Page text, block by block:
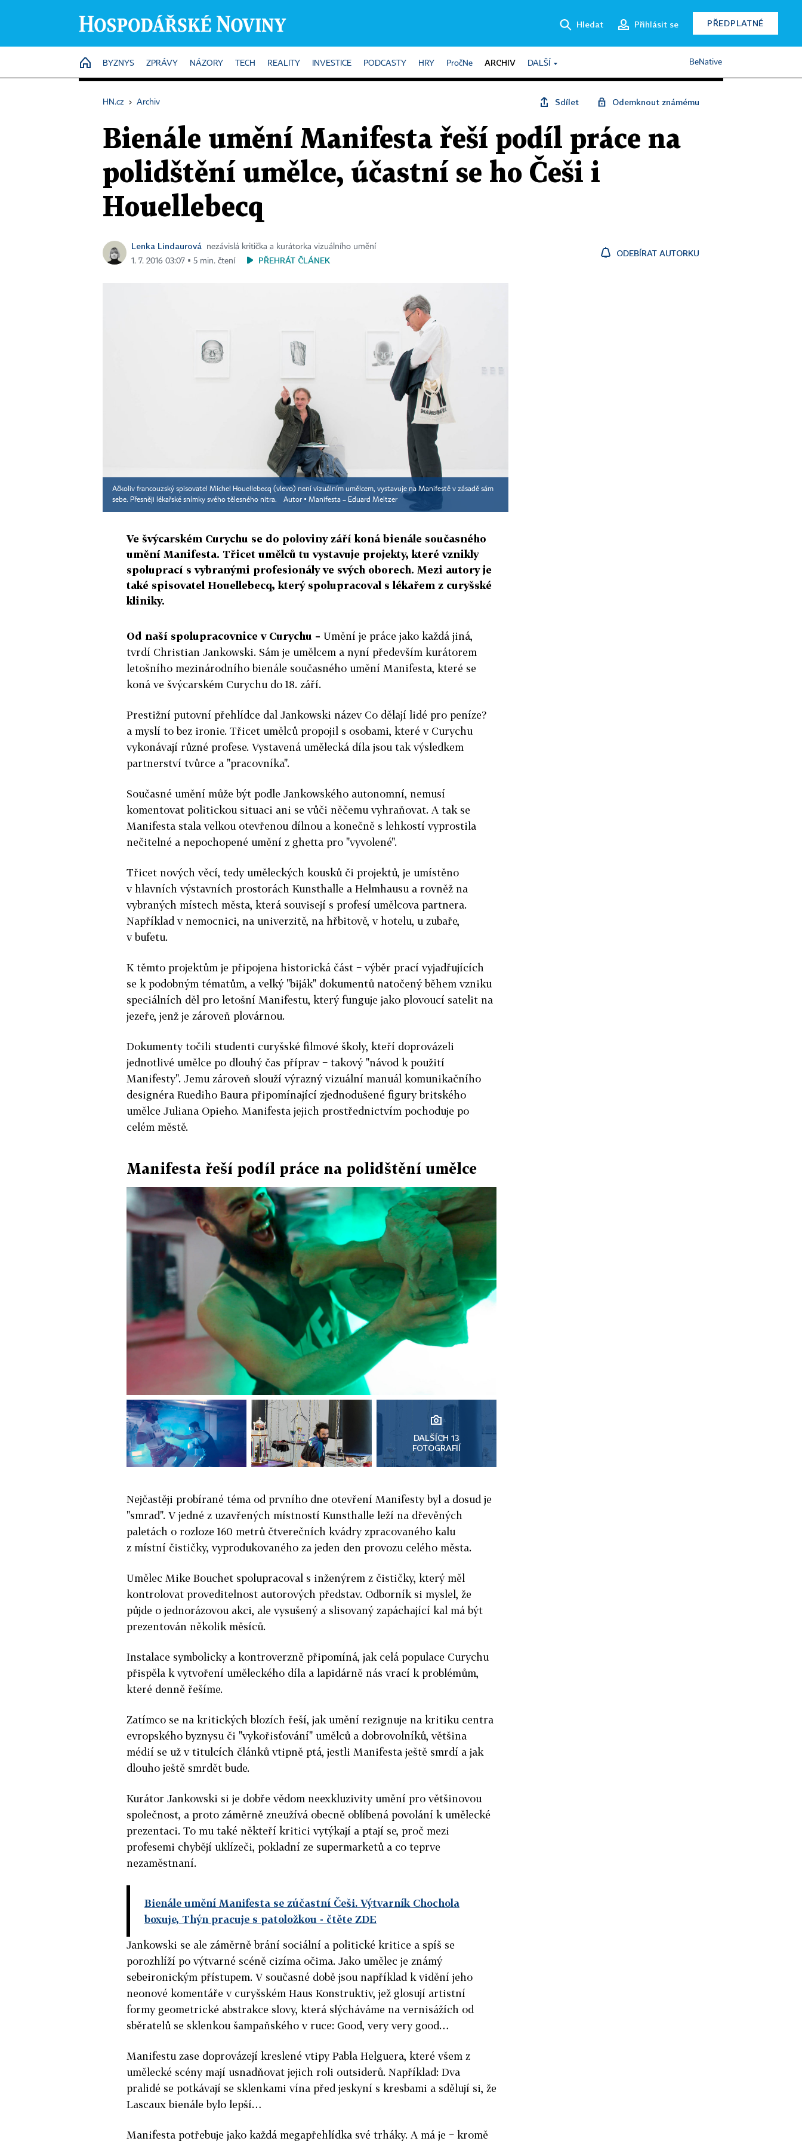
Hledat Přihlásit se PŘEDPLATNÉ
HOME
BYZNYS ZPRÁVY NÁZORY TECH REALITY INVESTICE PODCASTY HRY PročNe ARCHIV DALŠÍ BeNative
HN.cz › Archiv Sdílet Odemknout známému
Bienále umění Manifesta řeší podíl práce na
polidštění umělce, účastní se ho Češi i
Houellebecq
Lenka Lindaurová
nezávislá kritička a kurátorka vizuálního umění
1. 7. 2016 03:07 ▪ 5 min. čtení
PŘEHRÁT ČLÁNEK
ODEBÍRAT AUTORKU
Ačkoliv francouzský spisovatel Michel Houellebecq (vlevo) není vizuálním umělcem, vystavuje na Manifestě v zásadě sám
sebe. Přesněji lékařské snímky svého tělesného nitra.
Autor ▪ Manifesta – Eduard Meltzer
Ve švýcarském Curychu se do poloviny září koná bienále současného
umění Manifesta. Třicet umělců tu vystavuje projekty, které vznikly
spoluprací s vybranými profesionály ve svých oborech. Mezi autory je
také spisovatel Houellebecq, který spolupracoval s lékařem z curyšské
kliniky.
Od naší spolupracovnice v Curychu – Umění je práce jako každá jiná,
tvrdí Christian Jankowski. Sám je umělcem a nyní především kurátorem
letošního mezinárodního bienále současného umění Manifesta, které se
koná ve švýcarském Curychu do 18. září.
Prestižní putovní přehlídce dal Jankowski název Co dělají lidé pro peníze?
a myslí to bez ironie. Třicet umělců propojil s osobami, které v Curychu
vykonávají různé profese. Vystavená umělecká díla jsou tak výsledkem
partnerství tvůrce a "pracovníka".
Současné umění může být podle Jankowského autonomní, nemusí
komentovat politickou situaci ani se vůči něčemu vyhraňovat. A tak se
Manifesta stala velkou otevřenou dílnou a konečně s lehkostí vyprostila
nečitelné a nepochopené umění z ghetta pro "vyvolené".
Třicet nových věcí, tedy uměleckých kousků či projektů, je umístěno
v hlavních výstavních prostorách Kunsthalle a Helmhausu a rovněž na
vybraných místech města, která souvisejí s profesí umělcova partnera.
Například v nemocnici, na univerzitě, na hřbitově, v hotelu, u zubaře,
v bufetu.
K těmto projektům je připojena historická část − výběr prací vyjadřujících
se k podobným tématům, a velký "biják" dokumentů natočený během vzniku
speciálních děl pro letošní Manifestu, který funguje jako plovoucí satelit na
jezeře, jenž je zároveň plovárnou.
Dokumenty točili studenti curyšské filmové školy, kteří doprovázeli
jednotlivé umělce po dlouhý čas příprav − takový "návod k použití
Manifesty". Jemu zároveň slouží výrazný vizuální manuál komunikačního
designéra Ruediho Baura připomínající zjednodušené figury britského
umělce Juliana Opieho. Manifesta jejich prostřednictvím pochoduje po
celém městě.
Manifesta řeší podíl práce na polidštění umělce
DALŠÍCH 13
FOTOGRAFIÍ
Nejčastěji probírané téma od prvního dne otevření Manifesty byl a dosud je
"smrad". V jedné z uzavřených místností Kunsthalle leží na dřevěných
paletách o rozloze 160 metrů čtverečních kvádry zpracovaného kalu
z místní čističky, vyprodukovaného za jeden den provozu celého města.
Umělec Mike Bouchet spolupracoval s inženýrem z čističky, který měl
kontrolovat proveditelnost autorových představ. Odborník si myslel, že
půjde o jednorázovou akci, ale vysušený a slisovaný zapáchající kal má být
prezentován několik měsíců.
Instalace symbolicky a kontroverzně připomíná, jak celá populace Curychu
přispěla k vytvoření uměleckého díla a lapidárně nás vrací k problémům,
které denně řešíme.
Zatímco se na kritických blozích řeší, jak umění rezignuje na kritiku centra
evropského byznysu či "vykořisťování" umělců a dobrovolníků, většina
médií se už v titulcích článků vtipně ptá, jestli Manifesta ještě smrdí a jak
dlouho ještě smrdět bude.
Kurátor Jankowski si je dobře vědom neexkluzivity umění pro většinovou
společnost, a proto záměrně zneužívá obecně oblíbená povolání k umělecké
prezentaci. To mu také někteří kritici vytýkají a ptají se, proč mezi
profesemi chybějí uklízeči, pokladní ze supermarketů a co teprve
nezaměstnaní.
Bienále umění Manifesta se zúčastní Češi. Výtvarník Chochola
boxuje, Thýn pracuje s patoložkou - čtěte ZDE
Jankowski se ale záměrně brání sociální a politické kritice a spíš se
porozhlíží po výtvarné scéně cizíma očima. Jako umělec je známý
sebeironickým přístupem. V současné době jsou například k vidění jeho
neonové komentáře v curyšském Haus Konstruktiv, jež glosují artistní
formy geometrické abstrakce slovy, která slýcháváme na vernisážích od
sběratelů se sklenkou šampaňského v ruce: Good, very very good…
Manifestu zase doprovázejí kreslené vtipy Pabla Helguera, které všem z
umělecké scény mají usnadňovat jejich roli outsiderů. Například: Dva
pralidé se potkávají se sklenkami vína před jeskyní s kresbami a sdělují si, že
Lascaux bienále bylo lepší…
Manifesta potřebuje jako každá megapřehlídka své trháky. A má je − kromě